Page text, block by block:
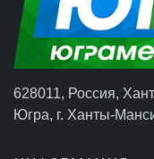
628011, Россия,
Югра, г. Ханты-